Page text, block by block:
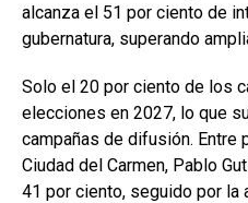
alcanza el 51 por ciento de
gubernatura, superando
Solo el 20 por ciento de los
elecciones en 2027, lo que
campañas de difusión. Entre
Ciudad del Carmen, Pablo
41 por ciento, seguido por la